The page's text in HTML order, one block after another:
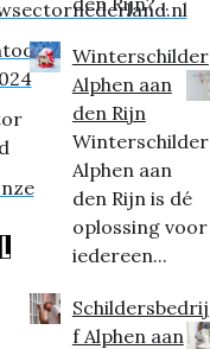
Winterschilder
Alphen aan
den Rijn
Winterschilder
Alphen aan
den Rijn is dé
oplossing voor
iedereen...
Schildersbedrij
f Alphen aan